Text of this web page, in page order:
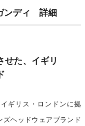
ンディ 詳細
せた、イギリ
ギリス・ロンドンに拠
ズヘッドウェアブランド